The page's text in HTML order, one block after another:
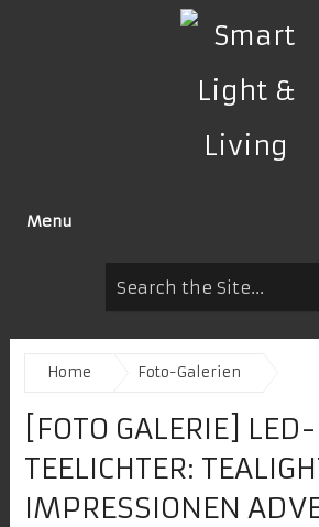
Menu
Home Foto-Galerien
[FOTO GALERIE] LED-
TEELICHTER:
IMPRESSIONEN